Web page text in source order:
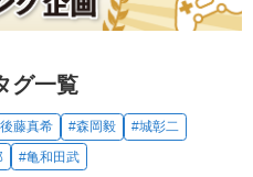
グ一覧
藤真希 #森岡毅
#城彰二
#亀和田武